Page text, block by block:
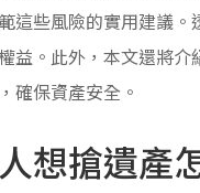
這些風險的實用建議
益。此外，本文還將
確保資產安全。
想搶遺產